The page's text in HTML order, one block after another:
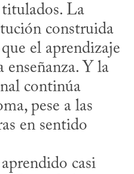
titulados. La
construida
el aprendizaje
enseñanza. Y la
continúa
pese a las
en sentido